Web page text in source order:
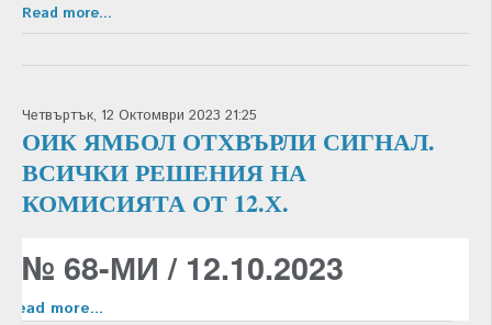
Read more...
Четвъртък, 12 Октомври 2023 21:25
ОИК ЯМБОЛ ОТХВЪРЛИ СИГНАЛ.
ВСИЧКИ РЕШЕНИЯ НА
КОМИСИЯТА ОТ 12.Х.
№ 68-МИ / 12.10.2023
Read more...